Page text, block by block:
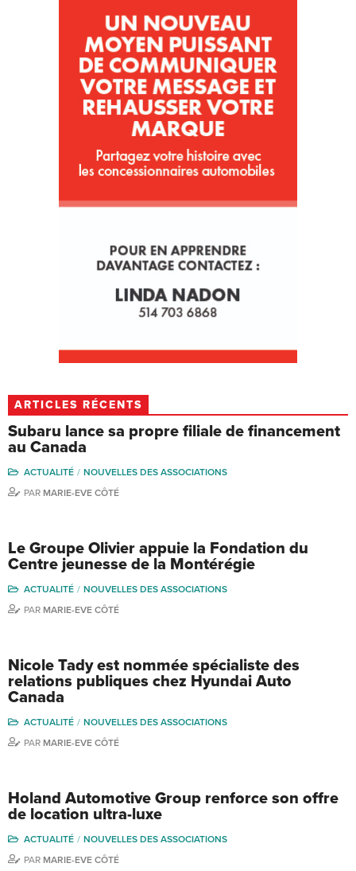
ARTICLES RÉCENTS
Subaru lance sa propre filiale de financement
au Canada
ACTUALITÉ
NOUVELLES DES ASSOCIATIONS
PAR MARIE-EVE CÔTÉ
Le Groupe Olivier appuie la Fondation du
Centre jeunesse de la Montérégie
ACTUALITÉ
NOUVELLES DES ASSOCIATIONS
PAR MARIE-EVE CÔTÉ
Nicole Tady est nommée spécialiste des
relations publiques chez Hyundai Auto
Canada
ACTUALITÉ
NOUVELLES DES ASSOCIATIONS
PAR MARIE-EVE CÔTÉ
Holand Automotive Group renforce son offre
de location ultra-luxe
ACTUALITÉ
NOUVELLES DES ASSOCIATIONS
PAR MARIE-EVE CÔTÉ